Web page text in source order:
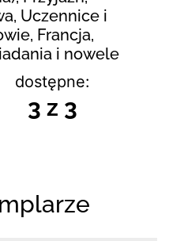
Uczennice i
Francja,
i nowele
dostępne:
3 z 3